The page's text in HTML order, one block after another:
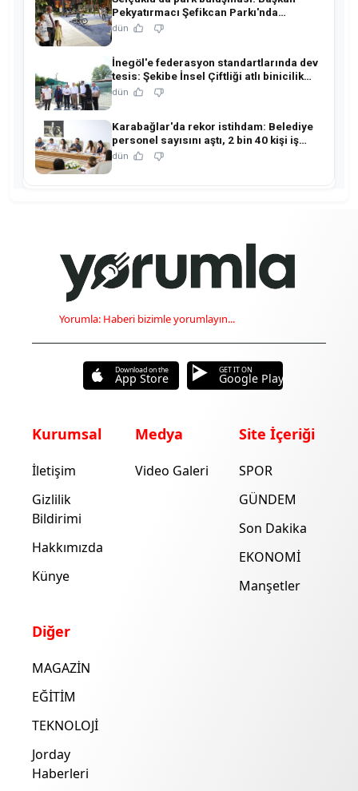
Pekyatırmacı Şefikcan Parkı'nda
hemşehrileriyle buluştu!
dün
İnegöl'e federasyon standartlarında dev
tesis: Şekibe İnsel Çiftliği atlı binicilik
merkezine dönüşüyor!
dün
Karabağlar'da rekor istihdam: Belediye
personel sayısını aştı, 2 bin 40 kişi iş
sahibi oldu!
dün
Yorumla: Haberi bizimle yorumlayın...
Download on the
App Store
GET IT ON
Google Play
Kurumsal
İletişim
Gizlilik
Bildirimi
Hakkımızda
Künye
Medya
Video Galeri
Site İçeriği
SPOR
GÜNDEM
Son Dakika
EKONOMİ
Manşetler
Diğer
MAGAZİN
EĞİTİM
TEKNOLOJİ
Jorday
Haberleri